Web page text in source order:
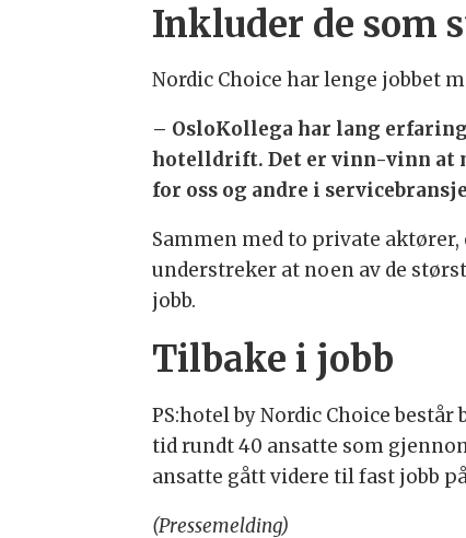
Inkluder de som
Nordic Choice har lenge jobbet
– OsloKollega har lang
hotelldrift. Det er vinn-vinn at
for oss og andre i
Sammen med to private
understreker at noen av de
jobb.
Tilbake i jobb
PS:hotel by Nordic Choice
tid rundt 40 ansatte som
ansatte gått videre til fast jobb
(Pressemelding)